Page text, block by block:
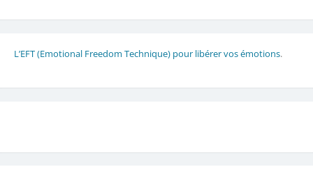
L’EFT (Emotional Freedom Technique) pour libérer vos émotions.